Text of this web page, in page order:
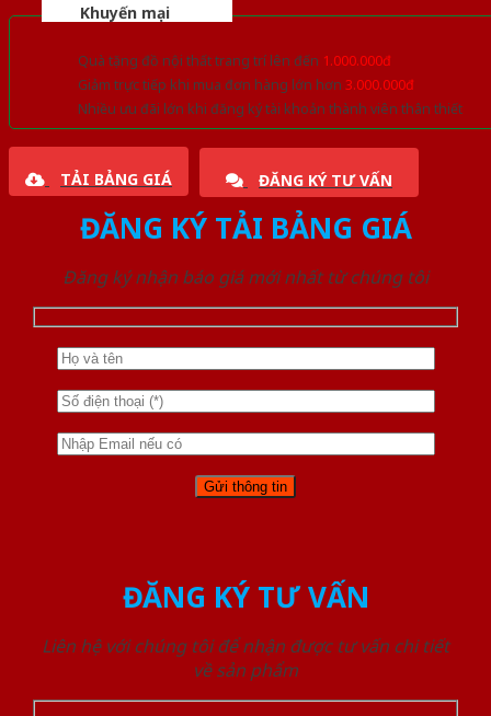
Khuyến mại
Quà tặng đồ nội thất trang trí lên đến 1.000.000đ
Giảm trực tiếp khi mua đơn hàng lớn hơn 3.000.000đ
Nhiều ưu đãi lớn khi đăng ký tài khoản thành viên thân thiết
TẢI BẢNG GIÁ ĐĂNG KÝ TƯ VẤN
ĐĂNG KÝ TẢI BẢNG GIÁ
Đăng ký nhận báo giá mới nhất từ chúng tôi
ĐĂNG KÝ TƯ VẤN
Liên hệ với chúng tôi để nhận được tư vấn chi tiết
về sản phẩm